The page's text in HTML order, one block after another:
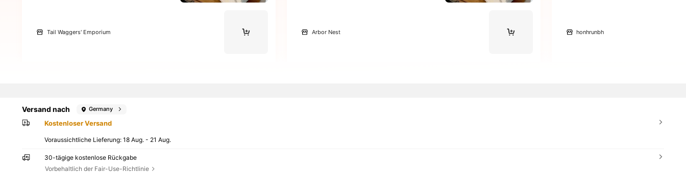
Tail Waggers' Emporium Arbor Nest honhrunbh
Versand nach Germany
Kostenloser Versand
Voraussichtliche Lieferung:18 Aug. - 21 Aug.
30-tägige kostenlose Rückgabe
Vorbehaltlich der Fair-Use-Richtlinie